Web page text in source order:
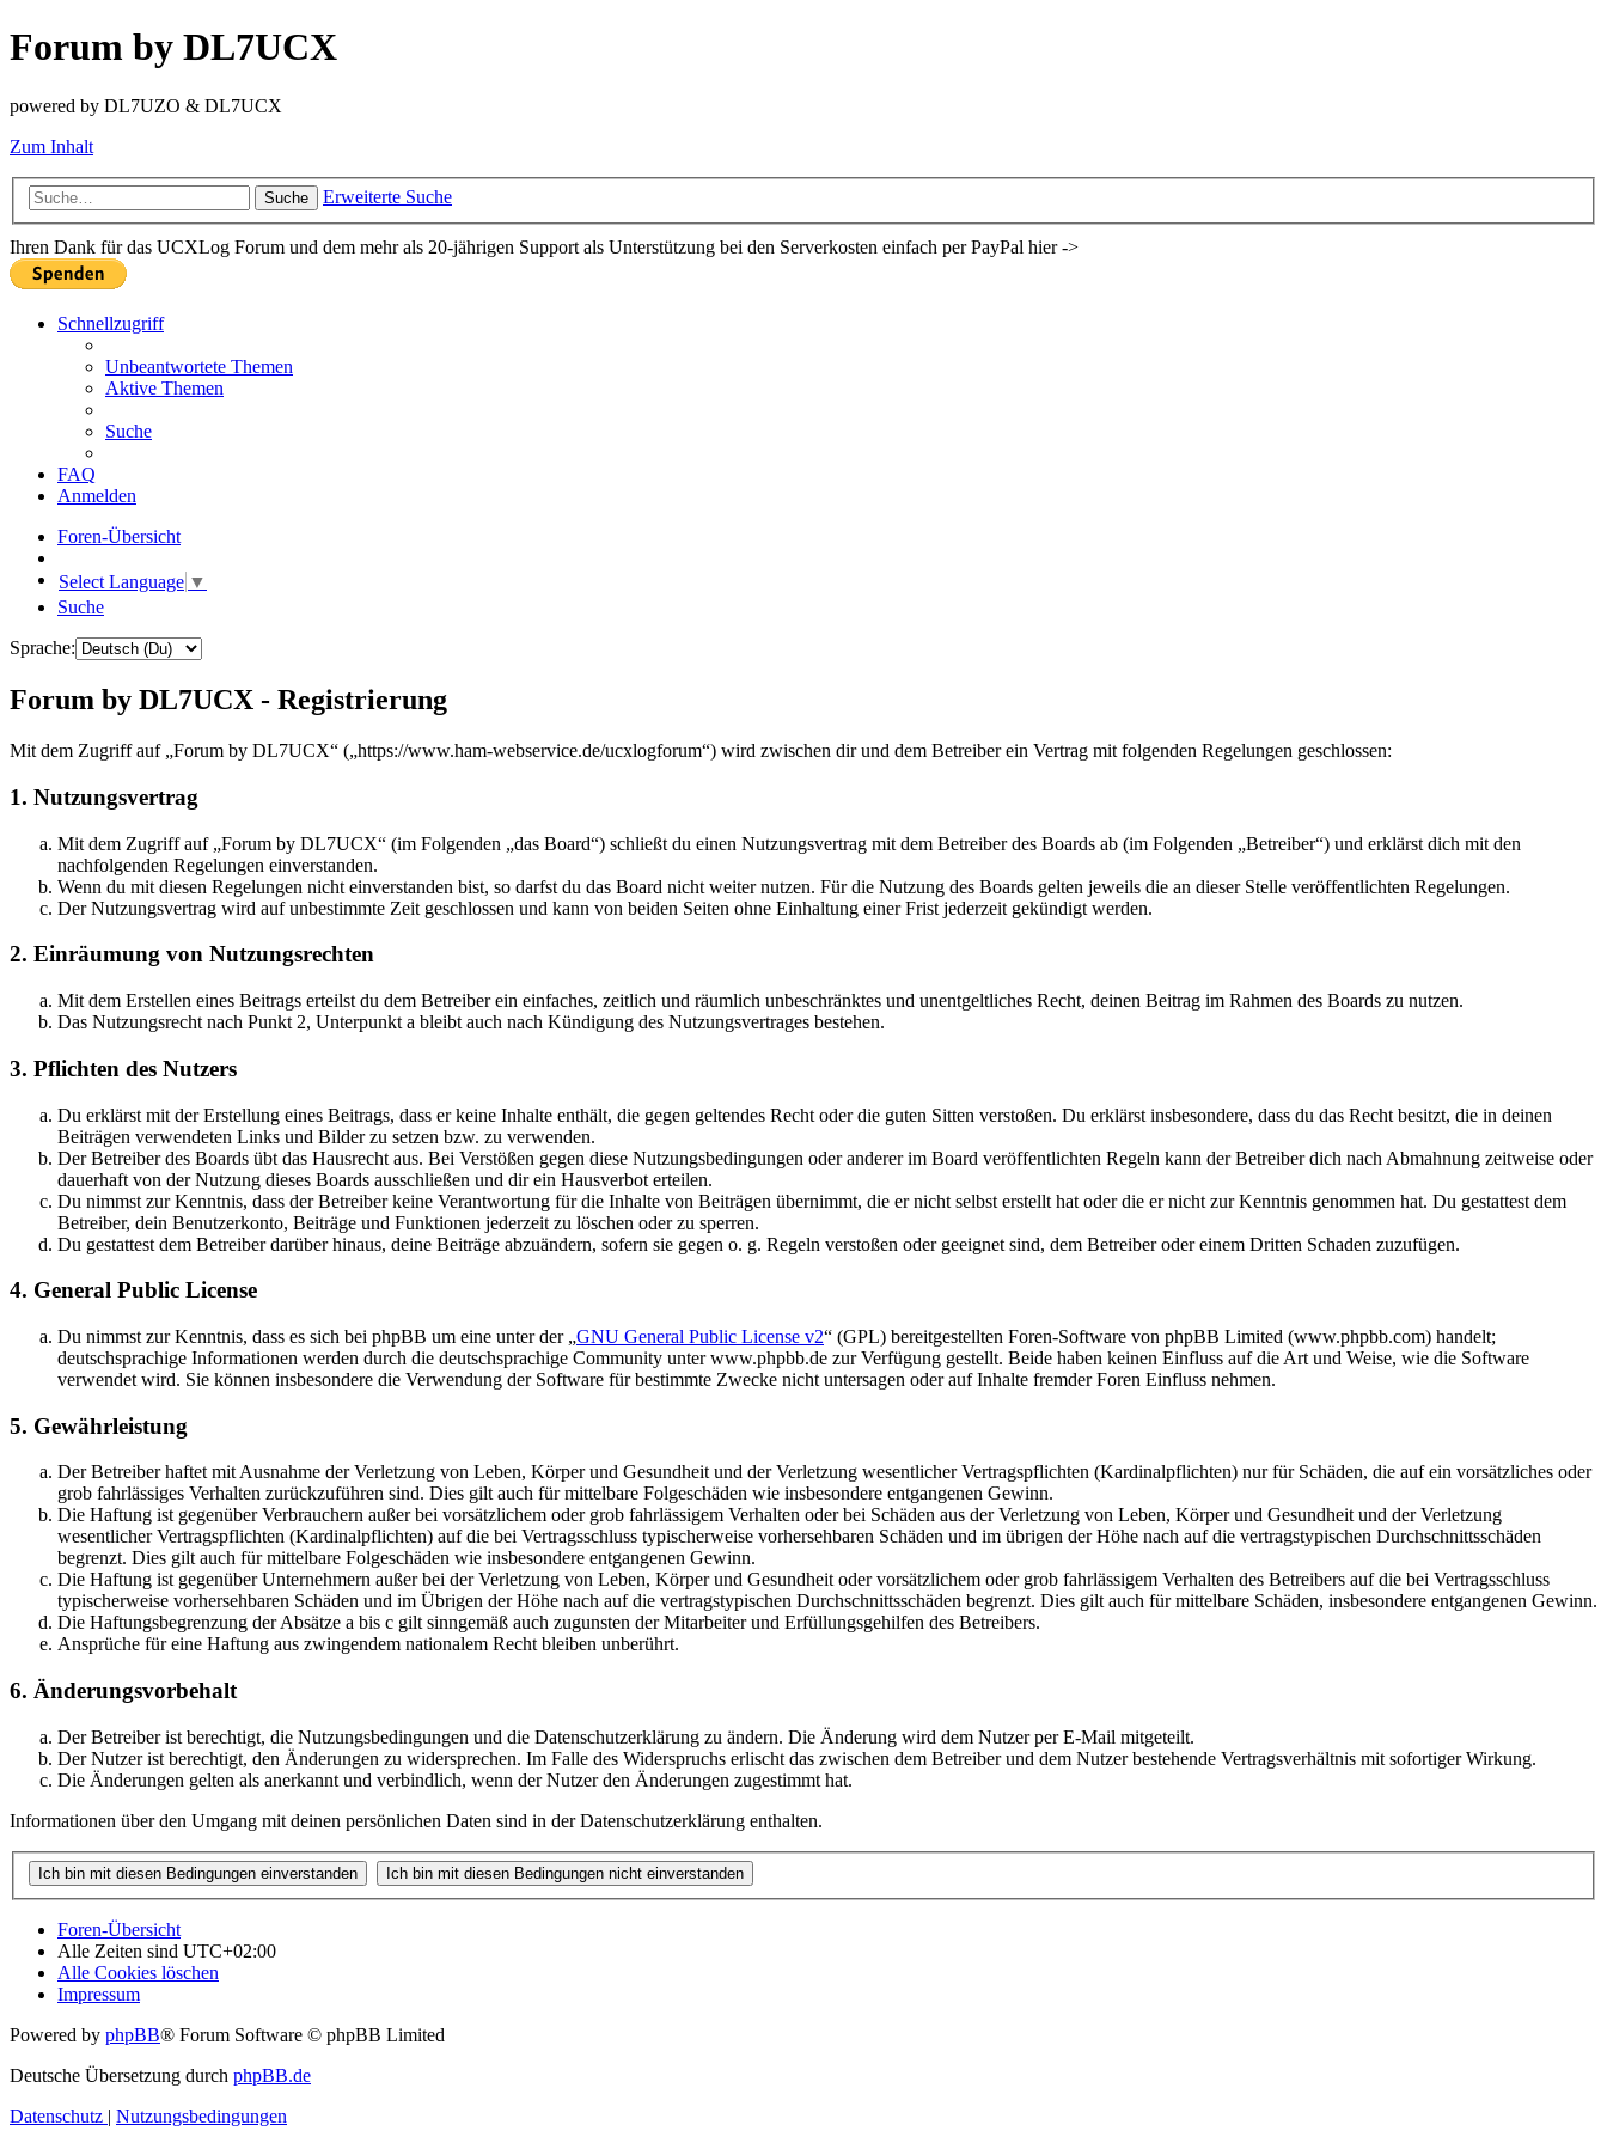
Forum by DL7UCX
powered by DL7UZO & DL7UCX
Zum Inhalt
Suche Erweiterte Suche
Ihren Dank für das UCXLog Forum und dem mehr als 20-jährigen Support als Unterstützung bei den Serverkosten einfach per PayPal hier ->
Schnellzugriff
Unbeantwortete Themen
Aktive Themen
Suche
FAQ
Anmelden
Foren-Übersicht
Select Language ▼
Suche
Sprache:
Forum by DL7UCX - Registrierung
Mit dem Zugriff auf „Forum by DL7UCX“ („https://www.ham-webservice.de/ucxlogforum“) wird zwischen dir und dem Betreiber ein Vertrag mit folgenden Regelungen geschlossen:
1. Nutzungsvertrag
Mit dem Zugriff auf „Forum by DL7UCX“ (im Folgenden „das Board“) schließt du einen Nutzungsvertrag mit dem Betreiber des Boards ab (im Folgenden „Betreiber“) und erklärst dich mit den
nachfolgenden Regelungen einverstanden.
Wenn du mit diesen Regelungen nicht einverstanden bist, so darfst du das Board nicht weiter nutzen. Für die Nutzung des Boards gelten jeweils die an dieser Stelle veröffentlichten Regelungen.
Der Nutzungsvertrag wird auf unbestimmte Zeit geschlossen und kann von beiden Seiten ohne Einhaltung einer Frist jederzeit gekündigt werden.
2. Einräumung von Nutzungsrechten
Mit dem Erstellen eines Beitrags erteilst du dem Betreiber ein einfaches, zeitlich und räumlich unbeschränktes und unentgeltliches Recht, deinen Beitrag im Rahmen des Boards zu nutzen.
Das Nutzungsrecht nach Punkt 2, Unterpunkt a bleibt auch nach Kündigung des Nutzungsvertrages bestehen.
3. Pflichten des Nutzers
Du erklärst mit der Erstellung eines Beitrags, dass er keine Inhalte enthält, die gegen geltendes Recht oder die guten Sitten verstoßen. Du erklärst insbesondere, dass du das Recht besitzt, die in deinen
Beiträgen verwendeten Links und Bilder zu setzen bzw. zu verwenden.
Der Betreiber des Boards übt das Hausrecht aus. Bei Verstößen gegen diese Nutzungsbedingungen oder anderer im Board veröffentlichten Regeln kann der Betreiber dich nach Abmahnung zeitweise oder
dauerhaft von der Nutzung dieses Boards ausschließen und dir ein Hausverbot erteilen.
Du nimmst zur Kenntnis, dass der Betreiber keine Verantwortung für die Inhalte von Beiträgen übernimmt, die er nicht selbst erstellt hat oder die er nicht zur Kenntnis genommen hat. Du gestattest dem
Betreiber, dein Benutzerkonto, Beiträge und Funktionen jederzeit zu löschen oder zu sperren.
Du gestattest dem Betreiber darüber hinaus, deine Beiträge abzuändern, sofern sie gegen o. g. Regeln verstoßen oder geeignet sind, dem Betreiber oder einem Dritten Schaden zuzufügen.
4. General Public License
Du nimmst zur Kenntnis, dass es sich bei phpBB um eine unter der „GNU General Public License v2“ (GPL) bereitgestellten Foren-Software von phpBB Limited (www.phpbb.com) handelt;
deutschsprachige Informationen werden durch die deutschsprachige Community unter www.phpbb.de zur Verfügung gestellt. Beide haben keinen Einfluss auf die Art und Weise, wie die Software
verwendet wird. Sie können insbesondere die Verwendung der Software für bestimmte Zwecke nicht untersagen oder auf Inhalte fremder Foren Einfluss nehmen.
5. Gewährleistung
Der Betreiber haftet mit Ausnahme der Verletzung von Leben, Körper und Gesundheit und der Verletzung wesentlicher Vertragspflichten (Kardinalpflichten) nur für Schäden, die auf ein vorsätzliches oder
grob fahrlässiges Verhalten zurückzuführen sind. Dies gilt auch für mittelbare Folgeschäden wie insbesondere entgangenen Gewinn.
Die Haftung ist gegenüber Verbrauchern außer bei vorsätzlichem oder grob fahrlässigem Verhalten oder bei Schäden aus der Verletzung von Leben, Körper und Gesundheit und der Verletzung
wesentlicher Vertragspflichten (Kardinalpflichten) auf die bei Vertragsschluss typischerweise vorhersehbaren Schäden und im übrigen der Höhe nach auf die vertragstypischen Durchschnittsschäden
begrenzt. Dies gilt auch für mittelbare Folgeschäden wie insbesondere entgangenen Gewinn.
Die Haftung ist gegenüber Unternehmern außer bei der Verletzung von Leben, Körper und Gesundheit oder vorsätzlichem oder grob fahrlässigem Verhalten des Betreibers auf die bei Vertragsschluss
typischerweise vorhersehbaren Schäden und im Übrigen der Höhe nach auf die vertragstypischen Durchschnittsschäden begrenzt. Dies gilt auch für mittelbare Schäden, insbesondere entgangenen Gewinn.
Die Haftungsbegrenzung der Absätze a bis c gilt sinngemäß auch zugunsten der Mitarbeiter und Erfüllungsgehilfen des Betreibers.
Ansprüche für eine Haftung aus zwingendem nationalem Recht bleiben unberührt.
6. Änderungsvorbehalt
Der Betreiber ist berechtigt, die Nutzungsbedingungen und die Datenschutzerklärung zu ändern. Die Änderung wird dem Nutzer per E-Mail mitgeteilt.
Der Nutzer ist berechtigt, den Änderungen zu widersprechen. Im Falle des Widerspruchs erlischt das zwischen dem Betreiber und dem Nutzer bestehende Vertragsverhältnis mit sofortiger Wirkung.
Die Änderungen gelten als anerkannt und verbindlich, wenn der Nutzer den Änderungen zugestimmt hat.
Informationen über den Umgang mit deinen persönlichen Daten sind in der Datenschutzerklärung enthalten.
Foren-Übersicht
Alle Zeiten sind UTC+02:00
Alle Cookies löschen
Impressum
Powered by phpBB® Forum Software © phpBB Limited
Deutsche Übersetzung durch phpBB.de
Datenschutz | Nutzungsbedingungen